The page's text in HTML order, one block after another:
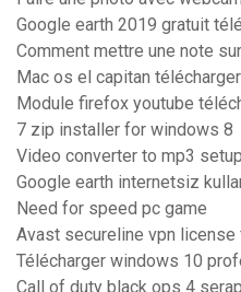
Google earth 2019 gratuit
Comment mettre une note
Mac os el capitan
Module firefox youtube
7 zip installer for windows 8
Video converter to mp3
Google earth internetsiz
Need for speed pc game
Avast secureline vpn
Télécharger windows 10
Call of duty black ops 4